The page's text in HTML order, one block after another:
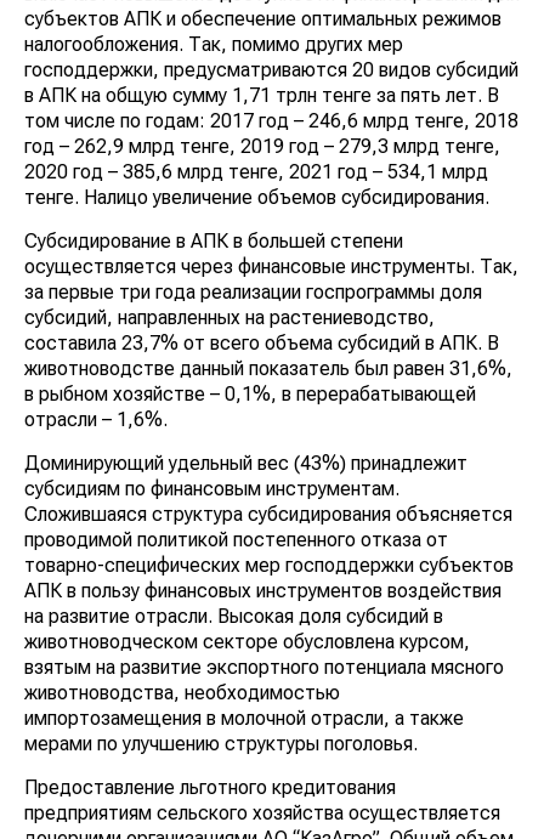
субъектов АПК и обеспечение оптимальных режимов
налогообложения. Так, помимо других мер
господдержки, предусматриваются 20 видов субсидий
в АПК на общую сумму 1,71 трлн тенге за пять лет. В
том числе по годам: 2017 год – 246,6 млрд тенге, 2018
год – 262,9 млрд тенге, 2019 год – 279,3 млрд тенге,
2020 год – 385,6 млрд тенге, 2021 год – 534,1 млрд
тенге. Налицо увеличение объемов субсидирования.
Субсидирование в АПК в большей степени
осуществляется через финансовые инструменты. Так,
за первые три года реализации госпрограммы доля
субсидий, направленных на растениеводство,
составила 23,7% от всего объема субсидий в АПК. В
животноводстве данный показатель был равен 31,6%,
в рыбном хозяйстве – 0,1%, в перерабатывающей
отрасли – 1,6%.
Доминирующий удельный вес (43%) принадлежит
субсидиям по финансовым инструментам.
Сложившаяся структура субсидирования объясняется
проводимой политикой постепенного отказа от
товарно-специфических мер господдержки субъектов
АПК в пользу финансовых инструментов воздействия
на развитие отрасли. Высокая доля субсидий в
животноводческом секторе обусловлена курсом,
взятым на развитие экспортного потенциала мясного
животноводства, необходимостью
импортозамещения в молочной отрасли, а также
мерами по улучшению структуры поголовья.
Предоставление льготного кредитования
предприятиям сельского хозяйства осуществляется